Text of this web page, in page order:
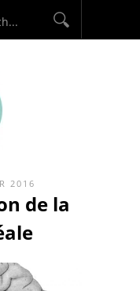
2016
de la